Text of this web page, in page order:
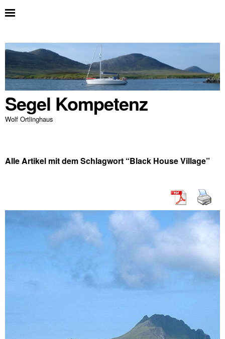
Segel Kompetenz
Wolf Ortlinghaus
Alle Artikel mit dem Schlagwort “Black House Village”